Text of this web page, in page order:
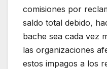
comisiones por
saldo total debido,
bache sea cada vez
las organizaciones
estos impagos a los